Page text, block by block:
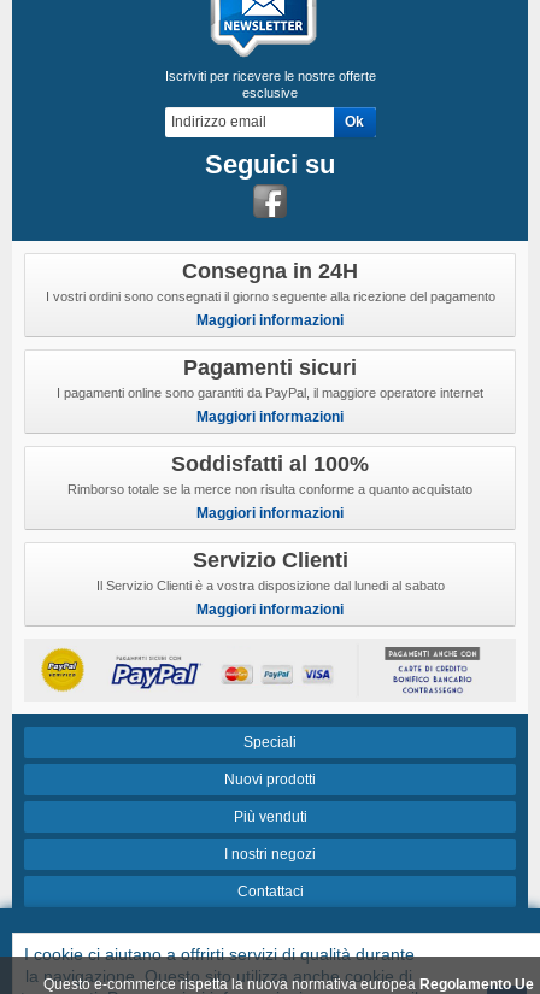
Iscriviti per ricevere le nostre offerte
esclusive
Seguici su
Consegna in 24H
I vostri ordini sono consegnati il giorno seguente alla ricezione del pagamento
Maggiori informazioni
Pagamenti sicuri
I pagamenti online sono garantiti da PayPal, il maggiore operatore internet
Maggiori informazioni
Soddisfatti al 100%
Rimborso totale se la merce non risulta conforme a quanto acquistato
Maggiori informazioni
Servizio Clienti
Il Servizio Clienti è a vostra disposizione dal lunedi al sabato
Maggiori informazioni
Speciali
Nuovi prodotti
Più venduti
I nostri negozi
Contattaci
Chi siamo
I cookie ci aiutano a offrirti servizi di qualità durante
la navigazione. Questo sito utilizza anche cookie di
Questo e-commerce rispetta la nuova normativa europea Regolamento Ue